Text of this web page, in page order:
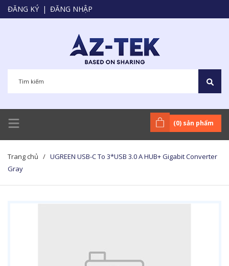
ĐĂNG KÝ | ĐĂNG NHẬP
(0) sản phẩm
Trang chủ / UGREEN USB-C To 3*USB 3.0 A HUB+ Gigabit Converter
Gray